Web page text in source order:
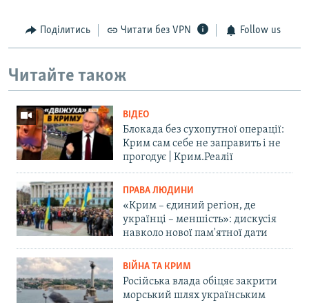
Поділитись Читати без VPN Follow us
Читайте також
ВІДЕО
Блокада без сухопутної операції:
Крим сам себе не заправить і не
прогодує | Крим.Реалії
ПРАВА ЛЮДИНИ
«Крим – єдиний регіон, де
українці – меншість»: дискусія
навколо нової пам'ятної дати
ВІЙНА ТА КРИМ
Російська влада обіцяє закрити
морський шлях українським